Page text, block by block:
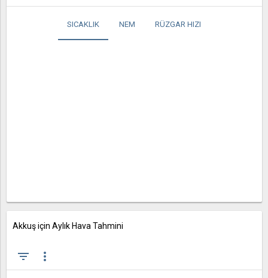
SICAKLIK NEM RÜZGAR HIZI
Akkuş için Aylık Hava Tahmini
filter_list more_vert